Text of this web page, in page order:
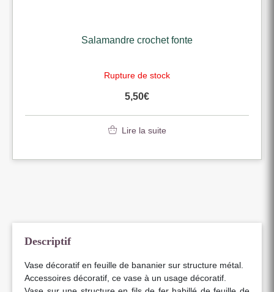
Salamandre crochet fonte
Rupture de stock
5,50€
Lire la suite
Descriptif
Vase décoratif en feuille de bananier sur structure métal.
Accessoires décoratif, ce vase à un usage décoratif.